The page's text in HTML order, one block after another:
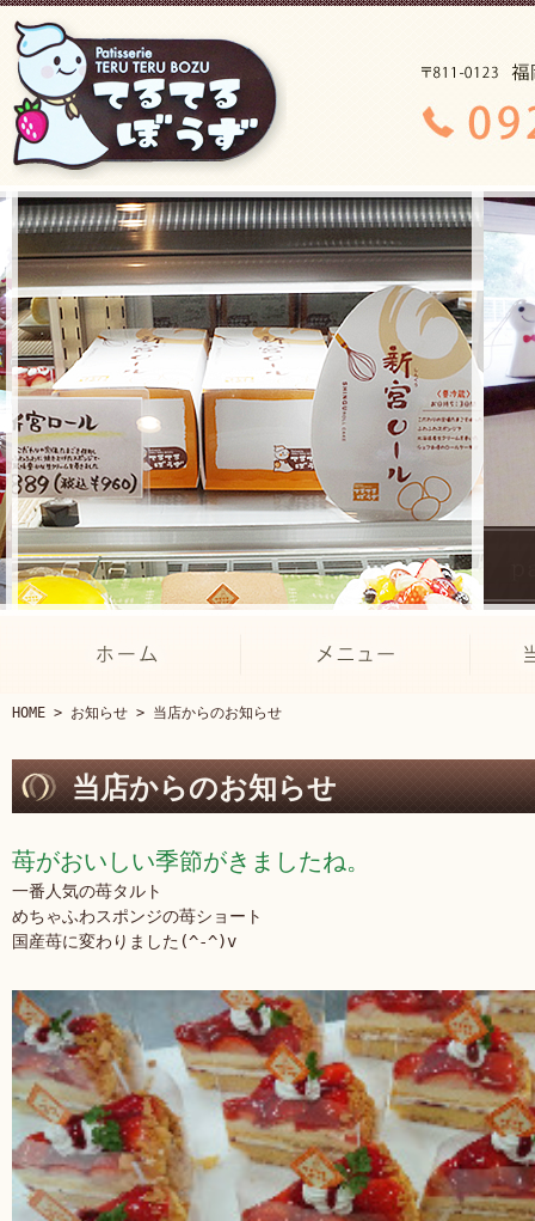
HOME > お知らせ > 当店からのお知らせ
当店からのお知らせ
苺がおいしい季節がきましたね。
一番人気の苺タルト
めちゃふわスポンジの苺ショート
国産苺に変わりました(^-^)v